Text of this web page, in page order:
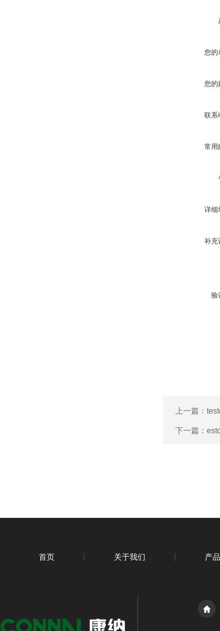
您的
您的
联系
常用
详细
补充
验
上一篇：
下一篇：
首页 关于我们 产